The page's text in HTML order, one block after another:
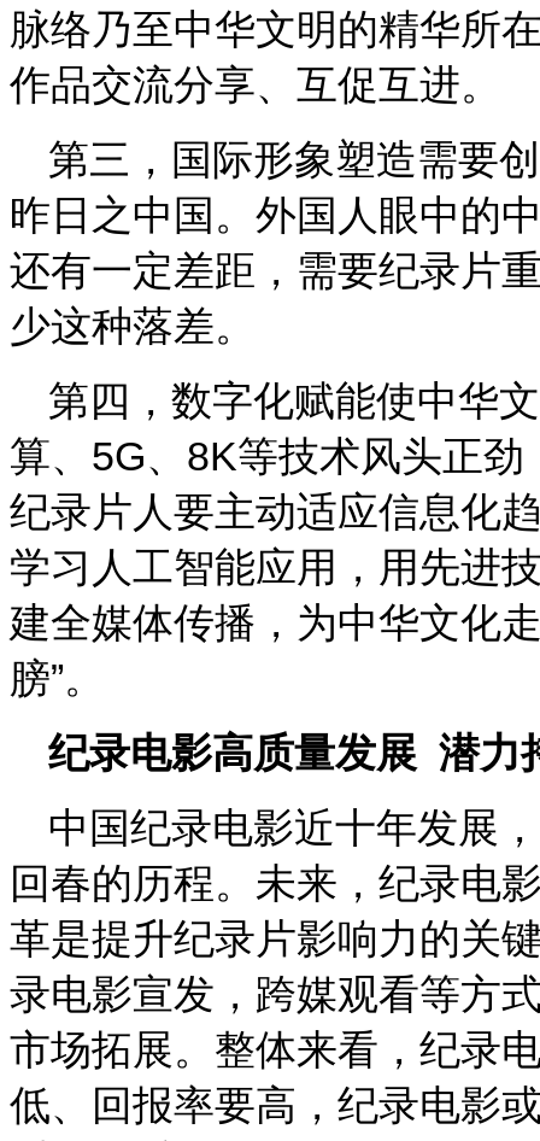
脉络乃至中华文明的精华所
作品交流分享、互促互进。
第三，国际形象塑造需要
昨日之中国。外国人眼中的
还有一定差距，需要纪录片
少这种落差。
第四，数字化赋能使中华
算、5G、8K等技术风头正
纪录片人要主动适应信息化
学习人工智能应用，用先进
建全媒体传播，为中华文化
膀”。
纪录电影高质量发展 潜力
中国纪录电影近十年发展
回春的历程。未来，纪录电
革是提升纪录片影响力的关
录电影宣发，跨媒观看等方
市场拓展。整体来看，纪录
低、回报率要高，纪录电影